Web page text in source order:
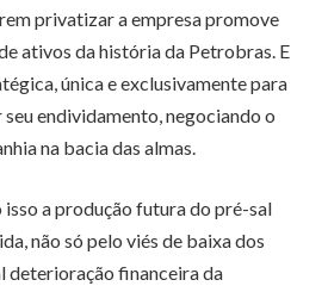
privatizar a empresa promove
ativos da história da Petrobras. E
única e exclusivamente para
endividamento, negociando o
na bacia das almas.
a produção futura do pré-sal
não só pelo viés de baixa dos
deterioração financeira da